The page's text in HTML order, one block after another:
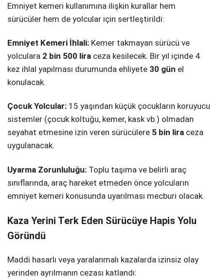
Emniyet kemeri kullanımına ilişkin kurallar hem
sürücüler hem de yolcular için sertleştirildi:
Emniyet Kemeri İhlali: Kemer takmayan sürücü ve
yolculara 2 bin 500 lira ceza kesilecek. Bir yıl içinde 4
kez ihlal yapılması durumunda ehliyete 30 gün el
konulacak.
Çocuk Yolcular: 15 yaşından küçük çocukların koruyucu
sistemler (çocuk koltuğu, kemer, kask vb.) olmadan
seyahat etmesine izin veren sürücülere 5 bin lira ceza
uygulanacak.
Uyarma Zorunluluğu: Toplu taşıma ve belirli araç
sınıflarında, araç hareket etmeden önce yolcuların
emniyet kemeri konusunda uyarılması mecburi olacak.
Kaza Yerini Terk Eden Sürücüye Hapis Yolu
Göründü
Maddi hasarlı veya yaralanmalı kazalarda izinsiz olay
yerinden ayrılmanın cezası katlandı: